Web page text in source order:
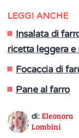
LEGGI ANCHE
Insalata di
ricetta leggera
Focaccia di
Pane al farro
di: Eleonora
Lombini